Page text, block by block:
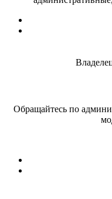
Обращайтесь по